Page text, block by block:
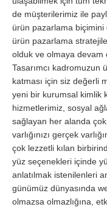
de müşterilerimiz ile
ürün pazarlama biçimini
ürün pazarlama
olduk ve olmaya devam
Tasarımcı
katması için siz değerli
yeni bir kurumsal kimlik
hizmetlerimiz, sosyal
sağlayan her alanda
varlığınızı gerçek
çok lezzetli kılan
yüz seçenekleri içinde
anlatılmak istenilenleri
günümüz dünyasında
olmazsa olmazlığına,